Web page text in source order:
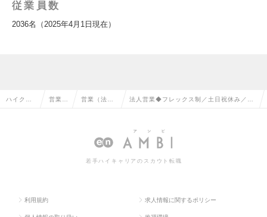
従業員数
2036名（2025年4月1日現在）
ハイクラ 営業系 営業（法人 法人営業◆フレックス制／土日祝休み／業
若手ハイキャリアのスカウト転職
利用規約 求人情報に関するポリシー